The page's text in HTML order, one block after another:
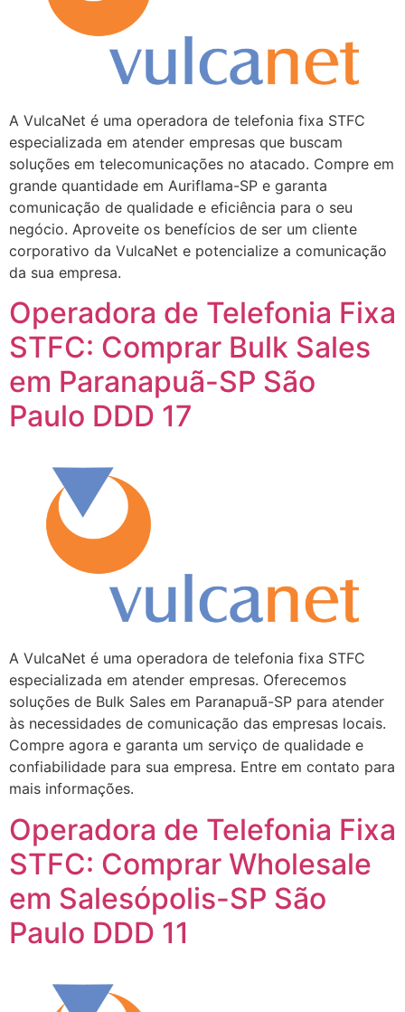
A VulcaNet é uma operadora de telefonia fixa STFC
especializada em atender empresas que buscam
soluções em telecomunicações no atacado. Compre em
grande quantidade em Auriflama-SP e garanta
comunicação de qualidade e eficiência para o seu
negócio. Aproveite os benefícios de ser um cliente
corporativo da VulcaNet e potencialize a comunicação
da sua empresa.
Operadora de Telefonia Fixa
STFC: Comprar Bulk Sales
em Paranapuã-SP São
Paulo DDD 17
A VulcaNet é uma operadora de telefonia fixa STFC
especializada em atender empresas. Oferecemos
soluções de Bulk Sales em Paranapuã-SP para atender
às necessidades de comunicação das empresas locais.
Compre agora e garanta um serviço de qualidade e
confiabilidade para sua empresa. Entre em contato para
mais informações.
Operadora de Telefonia Fixa
STFC: Comprar Wholesale
em Salesópolis-SP São
Paulo DDD 11